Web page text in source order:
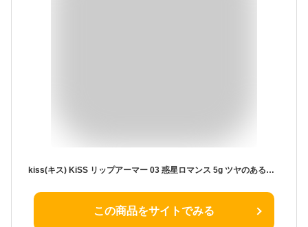
kiss(キス) KiSS リップアーマー 03 惑星ロマンス 5g ツヤのあるジェル膜でコートするティントリップ 透け感 クリア発色
この商品をサイトでみる